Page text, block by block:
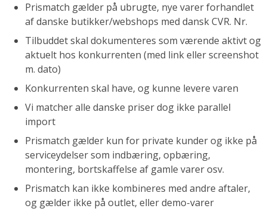
Prismatch gælder på ubrugte, nye varer forhandlet
af danske butikker/webshops med dansk CVR. Nr.
Tilbuddet skal dokumenteres som værende aktivt og
aktuelt hos konkurrenten (med link eller screenshot
m. dato)
Konkurrenten skal have, og kunne levere varen
Vi matcher alle danske priser dog ikke parallel
import
Prismatch gælder kun for private kunder og ikke på
serviceydelser som indbæring, opbæring,
montering, bortskaffelse af gamle varer osv.
Prismatch kan ikke kombineres med andre aftaler,
og gælder ikke på outlet, eller demo-varer